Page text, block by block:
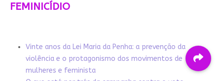
FEMINICÍDIO
Vinte anos da Lei Maria da Penha: a prevenção da
violência e o protagonismo dos movimentos de
mulheres e feminista